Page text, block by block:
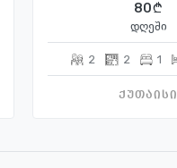
80
დღეში
2 2 1
ქუთაისი